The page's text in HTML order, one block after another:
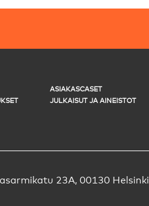
ASIAKASCASET
JULKAISUT JA AINEISTOT
23A, 00130 Helsinki